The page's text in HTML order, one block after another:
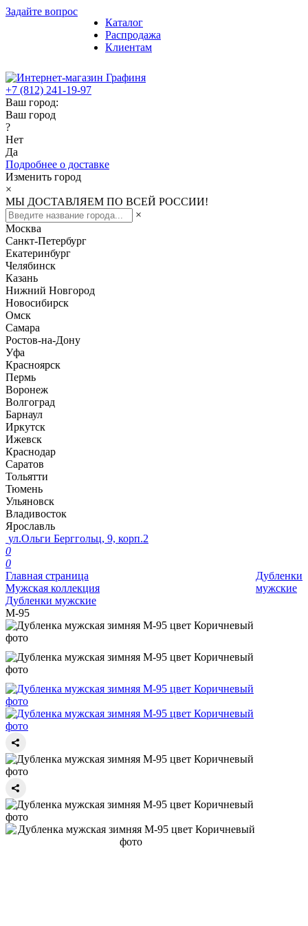
Задайте вопрос
Каталог
Распродажа
Клиентам
+7 (812) 241-19-97
Ваш город:
Ваш город
?
Нет
Да
Подробнее о доставке
Изменить город
×
МЫ ДОСТАВЛЯЕМ ПО ВСЕЙ РОССИИ!
×
Москва
Санкт-Петербург
Екатеринбург
Челябинск
Казань
Нижний Новгород
Новосибирск
Омск
Самара
Ростов-на-Дону
Уфа
Красноярск
Пермь
Воронеж
Волгоград
Барнаул
Иркутск
Ижевск
Краснодар
Саратов
Тольятти
Тюмень
Ульяновск
Владивосток
Ярославль
ул.Ольги Берггольц, 9, корп.2
0
0
Главная страница
Мужская коллекция
Дубленки мужские
М-95
Дубленки
мужские